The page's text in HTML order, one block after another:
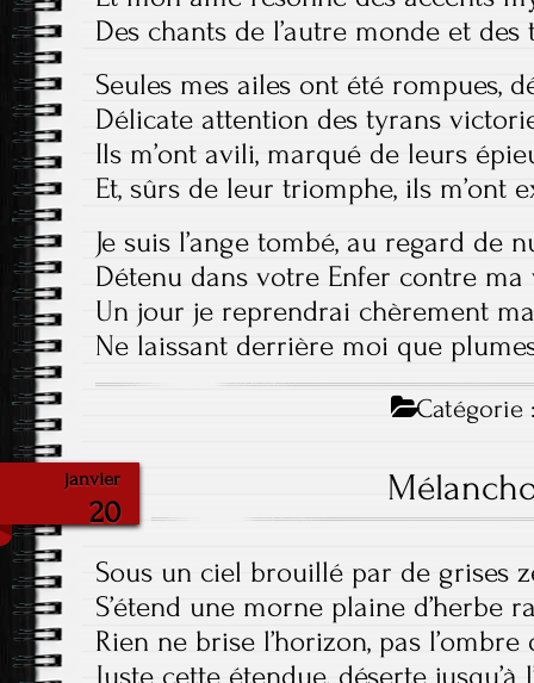
Des chants de l’autre monde et
Seules mes ailes ont été rompues,
Délicate attention des tyrans
Ils m’ont avili, marqué de leurs
Et, sûrs de leur triomphe, ils m’ont
Je suis l’ange tombé, au regard de
Détenu dans votre Enfer contre ma
Un jour je reprendrai chèrement
Ne laissant derrière moi que
Catégorie
janvier
20
Sous un ciel brouillé par de grises
S’étend une morne plaine d’herbe
Rien ne brise l’horizon, pas l’ombre
Juste cette étendue, déserte jusqu’à